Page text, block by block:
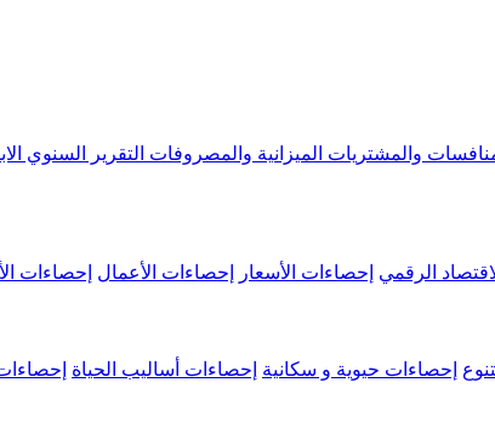
والمشتريات الميزانية والمصروفات التقرير السنوي
الرقمي إحصاءات الأسعار إحصاءات الأعمال إحصاءات
إحصاءات حيوية و سكانية إحصاءات أساليب الحياة